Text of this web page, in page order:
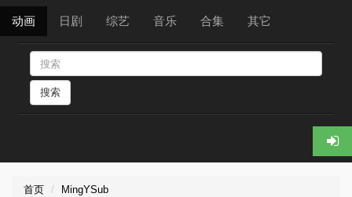
动画 日剧 综艺 音乐 合集 其它
搜索
首页
MingYSub